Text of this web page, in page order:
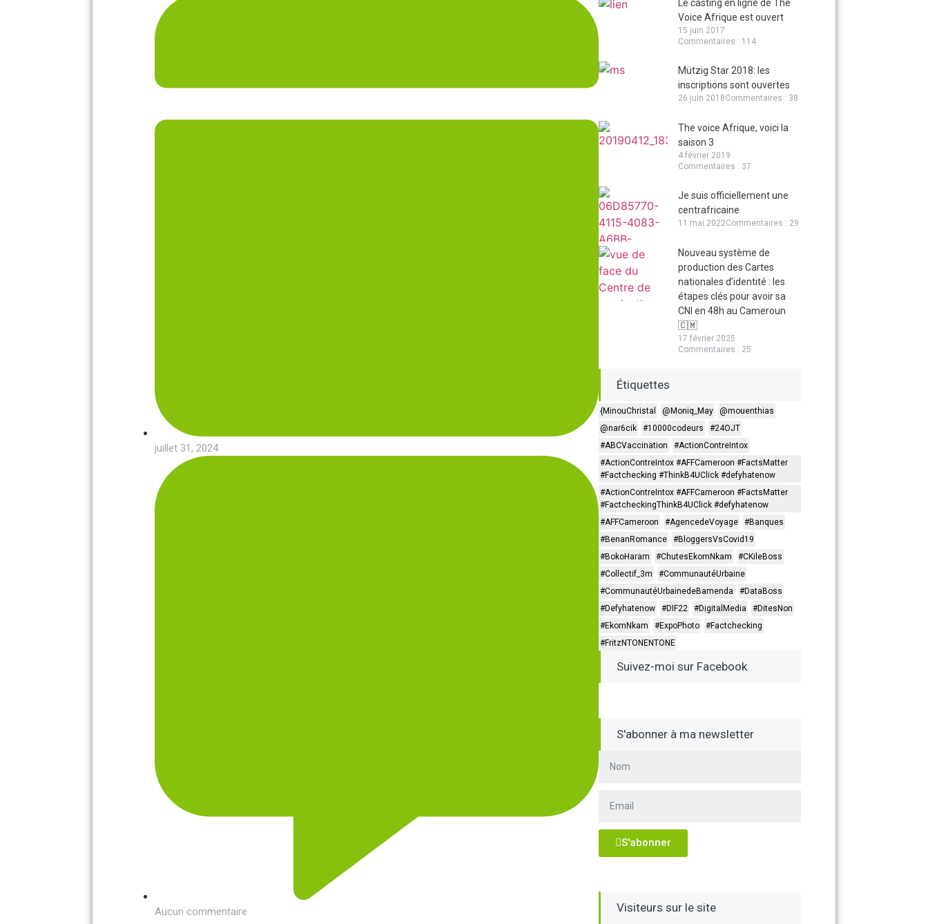
juillet 31, 2024
Aucun commentaire
Le casting en ligne de The
Voice Afrique est ouvert
15 juin 2017
Commentaires : 114
Mützig Star 2018: les
inscriptions sont ouvertes
26 juin 2018Commentaires : 38
The voice Afrique, voici la
saison 3
4 février 2019
Commentaires : 37
Je suis officiellement une
centrafricaine
11 mai 2022Commentaires : 29
Nouveau système de
production des Cartes
nationales d’identité : les
étapes clés pour avoir sa
CNI en 48h au Cameroun
🇨🇲
17 février 2025
Commentaires : 25
Étiquettes
{MinouChristal @Moniq_May
@mouenthias
@nar6cik
#10000codeurs
#24OJT
#ABCVaccination
#ActionContreIntox
#ActionContreIntox #AFFCameroon #FactsMatter
#Factchecking #ThinkB4UClick #defyhatenow
#ActionContreIntox #AFFCameroon #FactsMatter
#FactcheckingThinkB4UClick #defyhatenow
#AFFCameroon
#AgencedeVoyage
#Banques
#BenanRomance
#BloggersVsCovid19
#BokoHaram
#ChutesEkomNkam
#CKileBoss
#Collectif_3m
#CommunautéUrbaine
#CommunautéUrbainedeBamenda
#DataBoss
#Defyhatenow
#DIF22 #DigitalMedia
#DitesNon
#EkomNkam
#ExpoPhoto
#Factchecking
#FritzNTONENTONE
Suivez-moi sur Facebook
S'abonner à ma newsletter
S'abonner
Visiteurs sur le site